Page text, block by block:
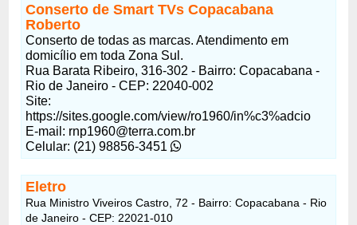
Conserto de Smart TVs Copacabana
Roberto
Conserto de todas as marcas. Atendimento em
domicílio em toda Zona Sul.
Rua Barata Ribeiro, 316-302 - Bairro: Copacabana -
Rio de Janeiro - CEP: 22040-002
Site:
https://sites.google.com/view/ro1960/in%c3%adcio
E-mail: rnp1960@terra.com.br
Celular: (21) 98856-3451
Eletro
Rua Ministro Viveiros Castro, 72 - Bairro: Copacabana - Rio
de Janeiro - CEP: 22021-010